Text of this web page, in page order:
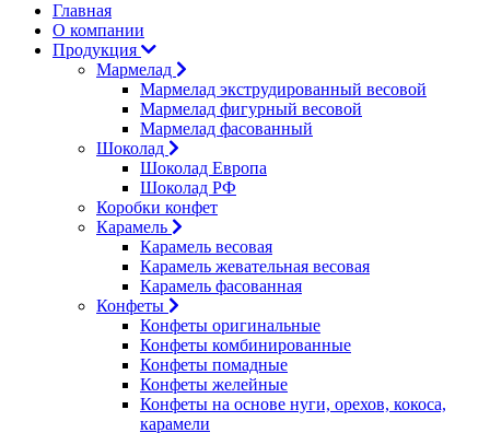
Главная
О компании
Продукция
Мармелад
Мармелад экструдированный весовой
Мармелад фигурный весовой
Мармелад фасованный
Шоколад
Шоколад Европа
Шоколад РФ
Коробки конфет
Карамель
Карамель весовая
Карамель жевательная весовая
Карамель фасованная
Конфеты
Конфеты оригинальные
Конфеты комбинированные
Конфеты помадные
Конфеты желейные
Конфеты на основе нуги, орехов, кокоса,
карамели